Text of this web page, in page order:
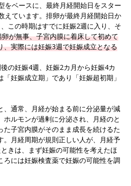
をベースに、最終月経開始日をスター
えています。排卵が最終月経開始日か
この時期はすでに妊娠2週に入り、そ
卵が無事、子宮内膜に着床して初めて
、実際には妊娠3週で妊娠成立となる
の妊娠4週、妊娠2カ月から妊娠4カ
妊娠成立期」であり「妊娠超初期」
、通常、月経が始まる前に分泌量が減
ホルモンが過剰に分泌され、月経のと
た子宮内膜がそのまま成長を続けるた
。月経周期が規則正しい人が、月経予
きは、まず妊娠の可能性を考えたほ
ろには妊娠検査薬で妊娠の可能性を調